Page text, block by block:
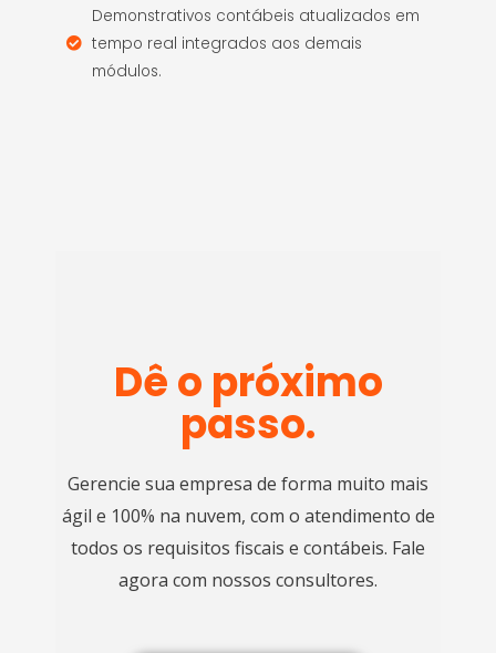
Demonstrativos contábeis atualizados em
tempo real integrados aos demais
módulos.
Dê o próximo
passo.
Gerencie sua empresa de forma muito mais
ágil e 100% na nuvem, com o atendimento de
todos os requisitos fiscais e contábeis. Fale
agora com nossos consultores.​